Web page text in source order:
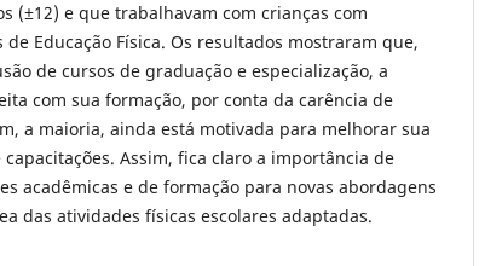
(±12) e que trabalhavam com crianças com
Educação Física. Os resultados mostraram que,
de cursos de graduação e especialização, a
com sua formação, por conta da carência de
a maioria, ainda está motivada para melhorar sua
Assim, fica claro a importância de
acadêmicas e de formação para novas abordagens
das atividades físicas escolares adaptadas.